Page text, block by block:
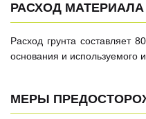
РАСХОД МАТЕРИАЛА
Расход грунта составляет
основания и используемого
МЕРЫ